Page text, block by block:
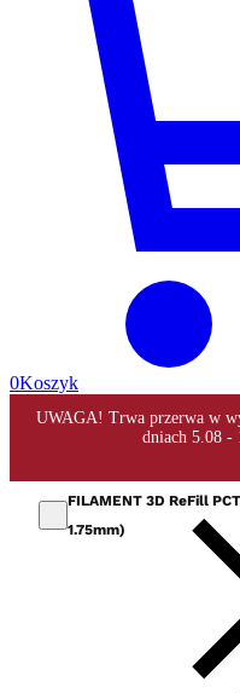
0Koszyk
FILAMENT 3D ReFill
1.75mm)